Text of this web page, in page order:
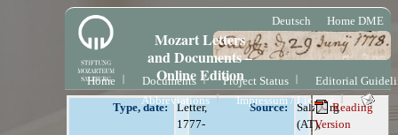
Deutsch Home DME
Mozart Letters
and Documents –
Online Edition
Home Documents Project Status
Editorial
Abbreviations
Impressum / License
Type, date:
Letter,
1777-
Source:
Salzburg
(AT),
Reading
Version